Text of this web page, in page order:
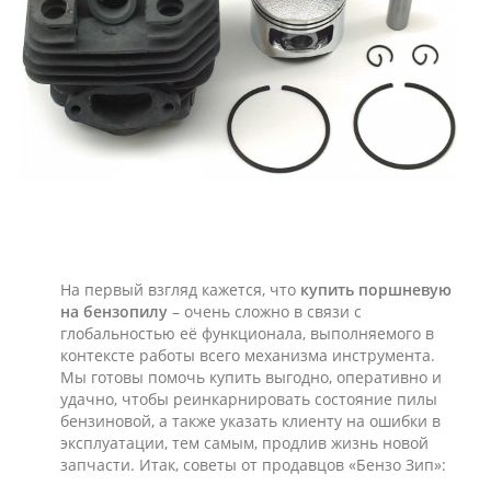
На первый взгляд кажется, что купить поршневую
на бензопилу – очень сложно в связи с
глобальностью её функционала, выполняемого в
контексте работы всего механизма инструмента.
Мы готовы помочь купить выгодно, оперативно и
удачно, чтобы реинкарнировать состояние пилы
бензиновой, а также указать клиенту на ошибки в
эксплуатации, тем самым, продлив жизнь новой
запчасти. Итак, советы от продавцов «Бензо Зип»: